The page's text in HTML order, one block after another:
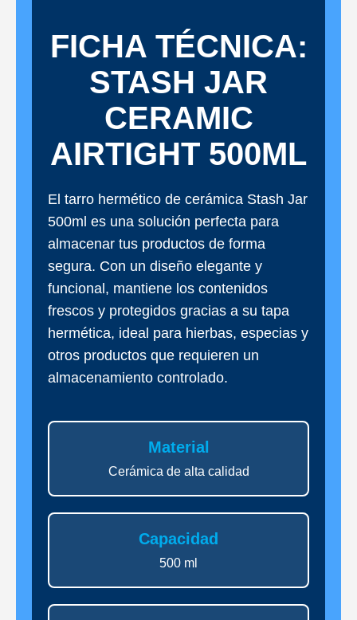
FICHA TÉCNICA:
STASH JAR
CERAMIC
AIRTIGHT 500ML
El tarro hermético de cerámica Stash Jar
500ml es una solución perfecta para
almacenar tus productos de forma
segura. Con un diseño elegante y
funcional, mantiene los contenidos
frescos y protegidos gracias a su tapa
hermética, ideal para hierbas, especias y
otros productos que requieren un
almacenamiento controlado.
Material
Cerámica de alta calidad
Capacidad
500 ml